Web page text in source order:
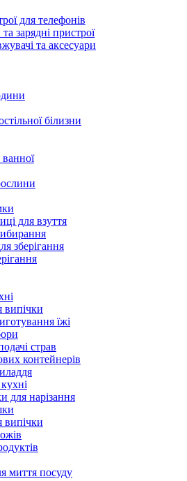
для телефонів
зарядні пристрої
та аксесуари
білизни
для взуття
зберігання
випічки
їжі
страв
контейнерів
для нарізання
випічки
миття посуду